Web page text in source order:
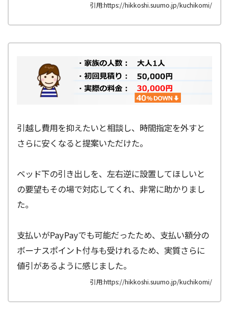
引用:https://hikkoshi.suumo.jp/kuchikomi/
引越し費用を抑えたいと相談し、時間指定を外すと
さらに安くなると提案いただけた。
ベッド下の引き出しを、左右逆に設置してほしいと
の要望もその場で対応してくれ、非常に助かりまし
た。
支払いがPayPayでも可能だったため、支払い額分の
ボーナスポイント付与も受けれるため、実質さらに
値引があるように感じました。
引用:https://hikkoshi.suumo.jp/kuchikomi/